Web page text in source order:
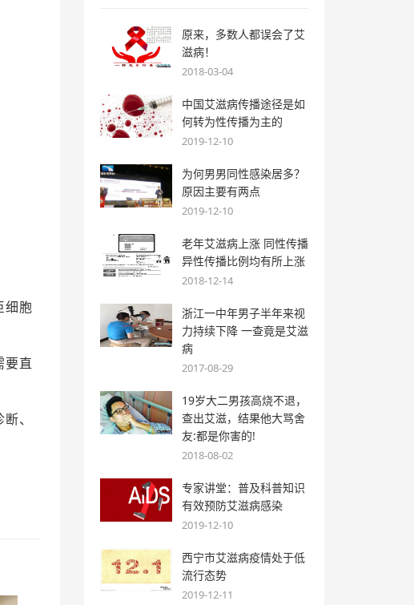
细胞
直
、
原来，多数人都误会了艾
滋病！
2018-03-04
中国艾滋病传播途径是如
何转为性传播为主的
2019-12-10
为何男男同性感染居多？
原因主要有两点
2019-12-10
老年艾滋病上涨 同性传播
异性传播比例均有所上涨
2018-12-14
浙江一中年男子半年来视
力持续下降 一查竟是艾滋
病
2017-08-29
19岁大二男孩高烧不退，
查出艾滋，结果他大骂舍
友:都是你害的!
2018-08-02
专家讲堂：普及科普知识
有效预防艾滋病感染
2019-12-10
西宁市艾滋病疫情处于低
流行态势
2019-12-11